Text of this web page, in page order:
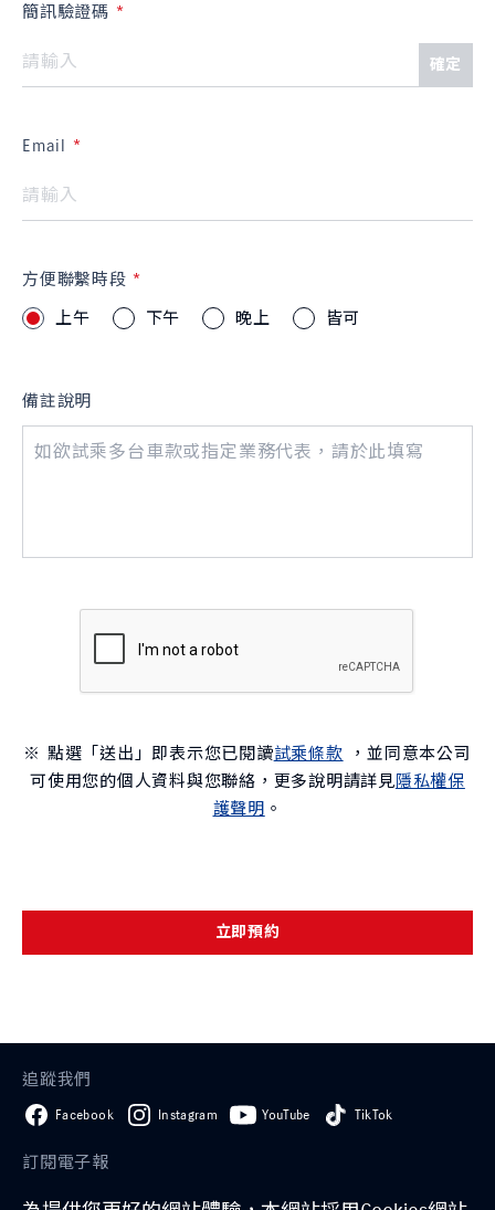
簡訊驗證碼
確定
Email
方便聯繫時段
上午
下午 晚上 皆可
備註說明
※ 點選「送出」即表示您已閱讀試乘條款 ，並同意本公司
可使用您的個人資料與您聯絡，更多說明請詳見隱私權保
護聲明 。
立即預約
追蹤我們
Facebook Instagram YouTube TikTok
訂閱電子報